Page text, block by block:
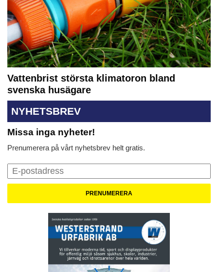
Vattenbrist största klimatoron bland
svenska husägare
NYHETSBREV
Missa inga nyheter!
Prenumerera på vårt nyhetsbrev helt gratis.